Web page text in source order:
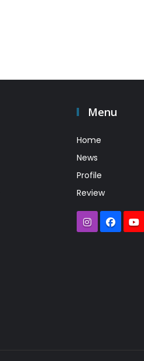
Menu
Home
News
Profile
Review